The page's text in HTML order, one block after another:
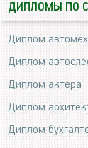
ДИПЛОМЫ ПО
Диплом
Диплом
Диплом актера
Диплом
Диплом